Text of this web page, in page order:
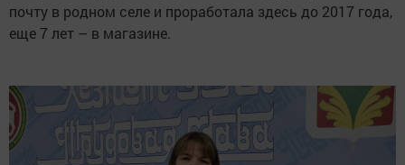
почту в родном селе и проработала здесь до 2017 года,
еще 7 лет – в магазине.